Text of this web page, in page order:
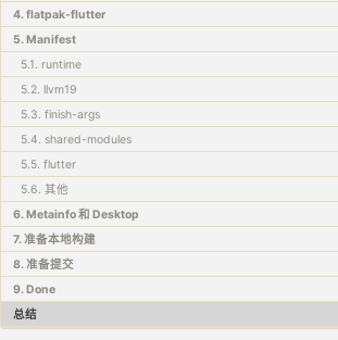
4. flatpak-flutter
5. Manifest
5.1. runtime
5.2. llvm19
5.3. finish-args
5.4. shared-modules
5.5. flutter
5.6. 其他
6. Metainfo 和 Desktop
7. 准备本地构建
8. 准备提交
9. Done
总结